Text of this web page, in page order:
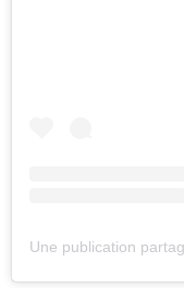
Une publication